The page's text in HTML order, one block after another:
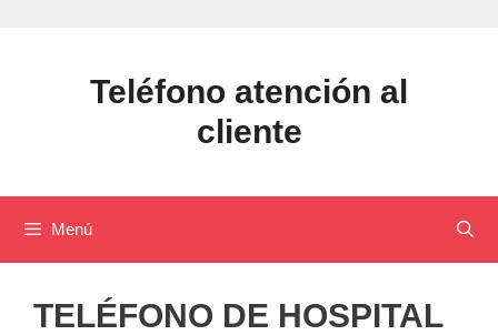
Teléfono atención al
cliente
Menú
TELÉFONO DE HOSPITAL